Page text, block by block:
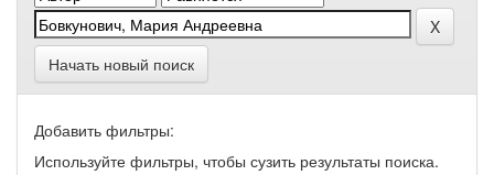
Начать новый поиск
Добавить фильтры:
Используйте фильтры, чтобы сузить результаты поиска.